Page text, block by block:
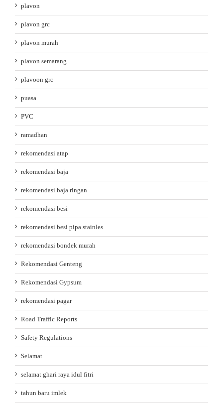
plavon
plavon grc
plavon murah
plavon semarang
plavoon grc
puasa
PVC
ramadhan
rekomendasi atap
rekomendasi baja
rekomendasi baja ringan
rekomendasi besi
rekomendasi besi pipa stainles
rekomendasi bondek murah
Rekomendasi Genteng
Rekomendasi Gypsum
rekomendasi pagar
Road Traffic Reports
Safety Regulations
Selamat
selamat ghari raya idul fitri
tahun baru imlek